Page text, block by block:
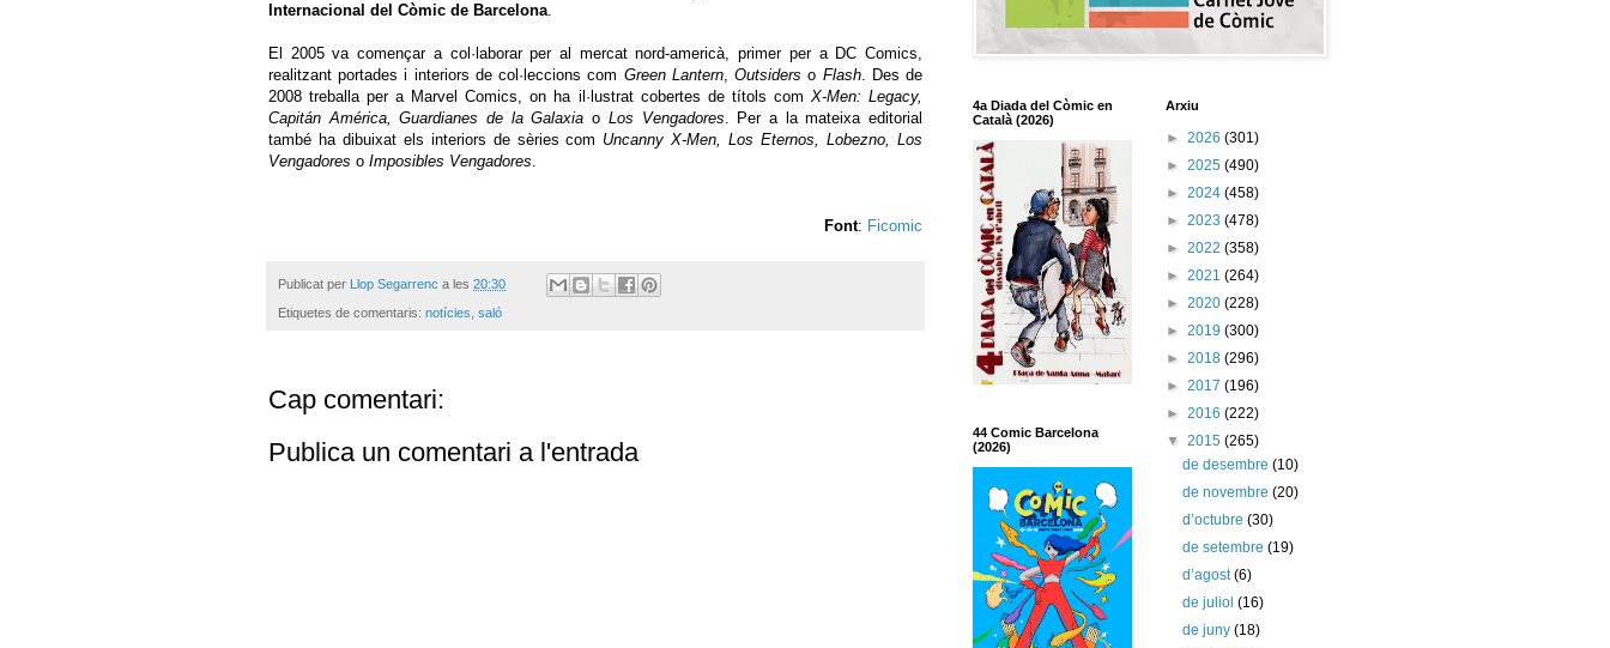
Internacional del Còmic de Barcelona.
El 2005 va començar a col·laborar per al mercat nord-americà, primer per a DC Comics,
realitzant portades i interiors de col·leccions com Green Lantern,Outsiders o Flash. Des de
2008 treballa per a Marvel Comics, on ha il·lustrat cobertes de títols com X-Men: Legacy,
Capitán América, Guardianes de la Galaxiao Los Vengadores. Per a la mateixa editorial
també ha dibuixat els interiors de sèries com Uncanny X-Men, Los Eternos, Lobezno, Los
Vengadores o Imposibles Vengadores.
Font: Ficomic
Publicat per Llop Segarrenc a les 20:30
Etiquetes de comentaris: notícies, saló
Cap comentari:
Publica un comentari a l'entrada
4a Diada del Còmic en
Català (2026)
44 Comic Barcelona
(2026)
Arxiu
► 2026 (301)
► 2025 (490)
► 2024 (458)
► 2023 (478)
► 2022 (358)
► 2021 (264)
► 2020 (228)
► 2019 (300)
► 2018 (296)
► 2017 (196)
► 2016 (222)
▼ 2015 (265)
de desembre(10)
de novembre(20)
d’octubre(30)
de setembre(19)
d’agost(6)
de juliol(16)
de juny(18)